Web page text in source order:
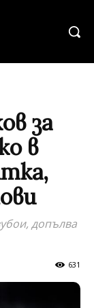
за
в
допълва
631